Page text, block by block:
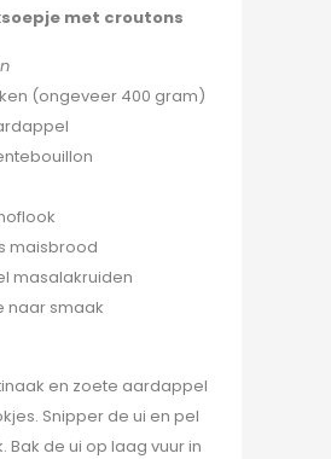
met croutons
(ongeveer 400 gram)
maisbrood
masalakruiden
naar smaak
en zoete aardappel
Snipper de ui en pel
Bak de ui op laag vuur in